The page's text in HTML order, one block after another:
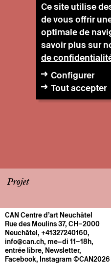
Projet
CENTRE
Infos pratiques
Fonctionnement
À propos
CAN Centre d’art Neuchâtel
Rue des Moulins 37, CH–2000
Neuchâtel, +41327240160,
info@can.ch, me–di 11–18h,
entrée libre, Newsletter,
Facebook, Instagram ©CAN2026
Ce site utilise
de vous offrir
optimale de
savoir plus sur
de
Configurer
Tout accepter